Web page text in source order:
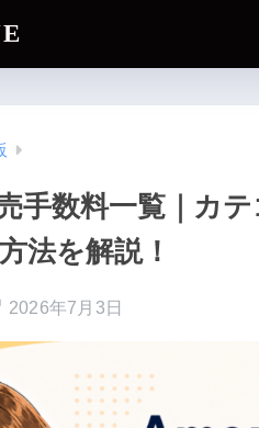
手数料一覧｜カ
法を解説！
2026年7月3日